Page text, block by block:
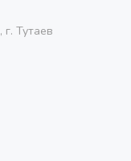
, г. Тутаев